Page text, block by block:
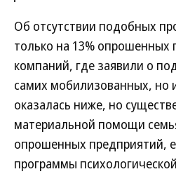
Об отсутствии подобных
только на 13% опрошенных
компаний, где заявили о
самих мобилизованных, но
оказалась ниже, но
материальной помощи
опрошенных предприятий,
программы